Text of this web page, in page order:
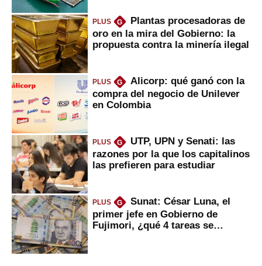
PLUS G
Plantas procesadoras de
oro en la mira del Gobierno: la
propuesta contra la minería ilegal
PLUS G
Alicorp: qué ganó con la
compra del negocio de Unilever
en Colombia
PLUS G
UTP, UPN y Senati: las
razones por la que los capitalinos
las prefieren para estudiar
PLUS G
Sunat: César Luna, el
primer jefe en Gobierno de
Fujimori, ¿qué 4 tareas se